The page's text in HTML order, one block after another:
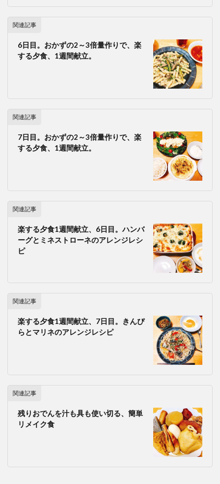
関連記事
6日目。おかずの2～3倍量作りで、楽
する夕食、1週間献立。
関連記事
7日目。おかずの2～3倍量作りで、楽
する夕食、1週間献立。
関連記事
楽する夕食1週間献立、6日目。ハンバ
ーグとミネストローネのアレンジレシ
ピ
関連記事
楽する夕食1週間献立、7日目。きんぴ
らとマリネのアレンジレシピ
関連記事
残りおでんを汁も具も使い切る、簡単
リメイク食